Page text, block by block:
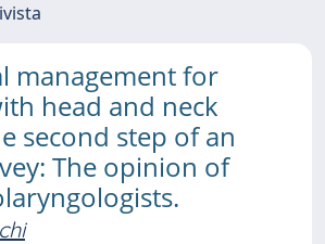
management for
head and neck
second step of an
The opinion of